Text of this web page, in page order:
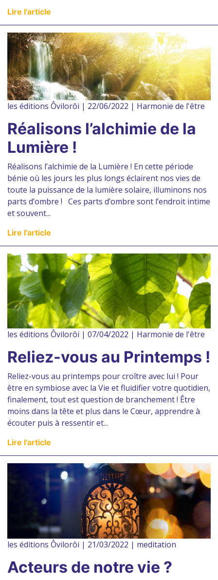
Lire l'article
les éditions Ôvilorôi | 22/06/2022 | Harmonie de l'être
Réalisons l’alchimie de la
Lumière !
Réalisons l’alchimie de la Lumière ! En cette période
bénie où les jours les plus longs éclairent nos vies de
toute la puissance de la lumière solaire, illuminons nos
parts d’ombre ! Ces parts d’ombre sont l’endroit intime
et souvent...
Lire l'article
les éditions Ôvilorôi | 07/04/2022 | Harmonie de l'être
Reliez-vous au Printemps !
Reliez-vous au printemps pour croître avec lui ! Pour
être en symbiose avec la Vie et fluidifier votre quotidien,
finalement, tout est question de branchement ! Être
moins dans la tête et plus dans le Cœur, apprendre à
écouter puis à ressentir et...
Lire l'article
les éditions Ôvilorôi | 21/03/2022 | meditation
Acteurs de notre vie ?